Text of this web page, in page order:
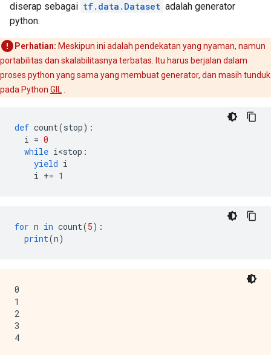
diserap sebagai tf.data.Dataset adalah generator
python.
Perhatian: Meskipun ini adalah pendekatan yang nyaman, namun
portabilitas dan skalabilitasnya terbatas. Itu harus berjalan dalam
proses python yang sama yang membuat generator, dan masih tunduk
pada Python GIL
def count(stop):
i = 0
while i<stop :
yield i
i += 1
for n in count(5):
print(n)
0
1
2
3